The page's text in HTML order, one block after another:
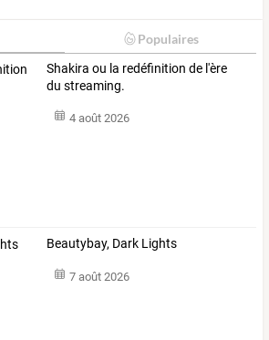
Populaires
Shakira ou la redéfinition de l'ère
du streaming.
4 août 2026
Beautybay, Dark Lights
7 août 2026